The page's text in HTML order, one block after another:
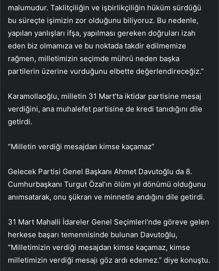
malumudur. Taklitçiliğin ve işbirlikçiliğin hüküm sürdüğü
bu süreçte işimizin zor olduğunu biliyoruz. Bu nedenle,
yapılan yanlışları ifşa, yapılması gereken doğruları izah
eden biz olmamıza ve bu noktada takdir edilmemize
rağmen, milletimizin seçimde mührü neden başka
partilerin üzerine vurduğunu elbette değerlendireceğiz.”
Karamollaoğlu, milletin 31 Mart’ta iktidar partisine mesaj
verdiğini, ana muhalefet partisine de kredi tanıdığını dile
getirdi.
“Milletin verdiği mesajdan kimse kaçamaz”
Gelecek Partisi Genel Başkanı Ahmet Davutoğlu da 8.
Cumhurbaşkanı Turgut Özal’ın ölüm yıl dönümü olduğunu
anımsatarak, onu şükran ve minnetle andığını dile getirdi.
31 Mart Mahalli İdareler Genel Seçimleri’nde göreve gelen
herkese başarı temennisinde bulunan Davutoğlu,
“Milletimizin verdiği mesajdan kimse kaçamaz, kimse
milletimizin verdiği mesajı göz ardı edemez.” diye konuştu.